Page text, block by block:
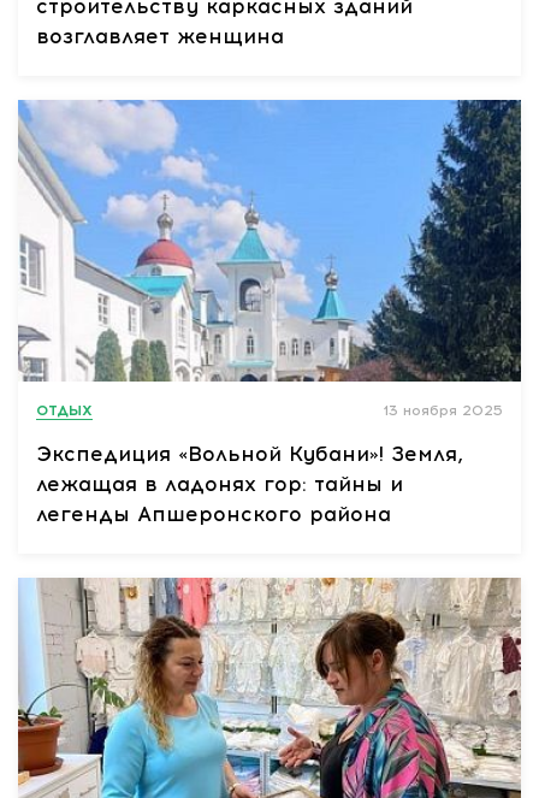
строительству каркасных зданий
возглавляет женщина
ОТДЫХ 13 ноября 2025
Экспедиция «Вольной Кубани»! Земля,
лежащая в ладонях гор: тайны и
легенды Апшеронского района